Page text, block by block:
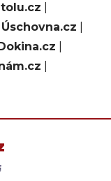
Úschovna.cz